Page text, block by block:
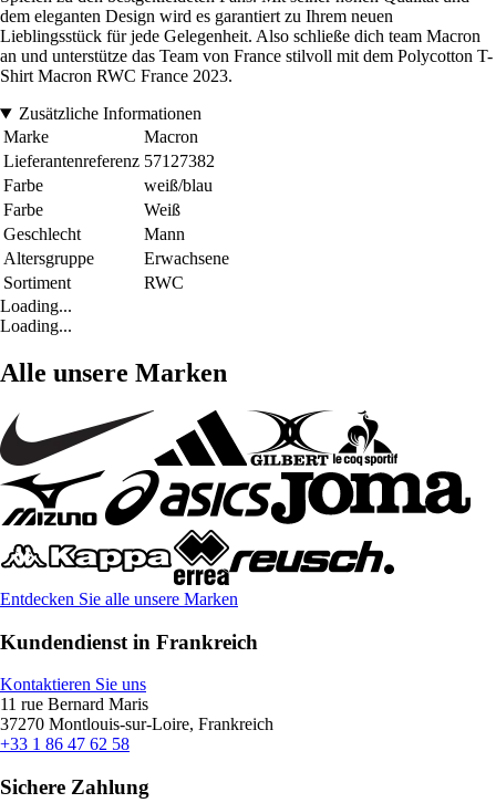
dem eleganten Design wird es garantiert zu Ihrem neuen
Lieblingsstück für jede Gelegenheit. Also schließe dich team Macron
an und unterstütze das Team von France stilvoll mit dem Polycotton T-
Shirt Macron RWC France 2023.
Zusätzliche Informationen
Marke
Macron
Lieferantenreferenz 57127382
Farbe
weiß/blau
Farbe
Weiß
Geschlecht
Mann
Altersgruppe
Erwachsene
Sortiment
RWC
Loading...
Loading...
Alle unsere Marken
Entdecken Sie alle unsere Marken
Kundendienst in Frankreich
Kontaktieren Sie uns
11 rue Bernard Maris
37270 Montlouis-sur-Loire, Frankreich
+33 1 86 47 62 58
Sichere Zahlung